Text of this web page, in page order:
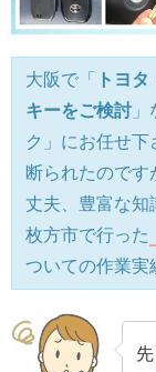
大阪で「
トヨ
キーをご検討
ク」にお任せ
断られたので
丈夫、豊富な知
枚方市で行った
ついての作業実